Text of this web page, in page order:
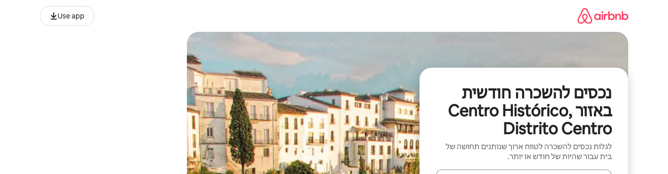
Use app
נכסים להשכרה חודשית
באזור Centro Histórico,
Distrito Centro
לגלות נכסים להשכרה לטווח ארוך שנותנים תחושה של
בית עבור שהיות של חודש או יותר.